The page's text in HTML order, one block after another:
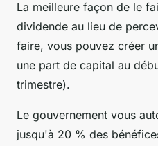
La meilleure façon de le
dividende au lieu de
faire, vous pouvez créer
une part de capital au
trimestre).
Le gouvernement vous
jusqu'à 20 % des